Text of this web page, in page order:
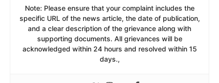
​Note: Please ensure that your complaint includes the
specific URL of the news article, the date of publication,
and a clear description of the grievance along with
supporting documents. All grievances will be
acknowledged within 24 hours and resolved within 15
days.,